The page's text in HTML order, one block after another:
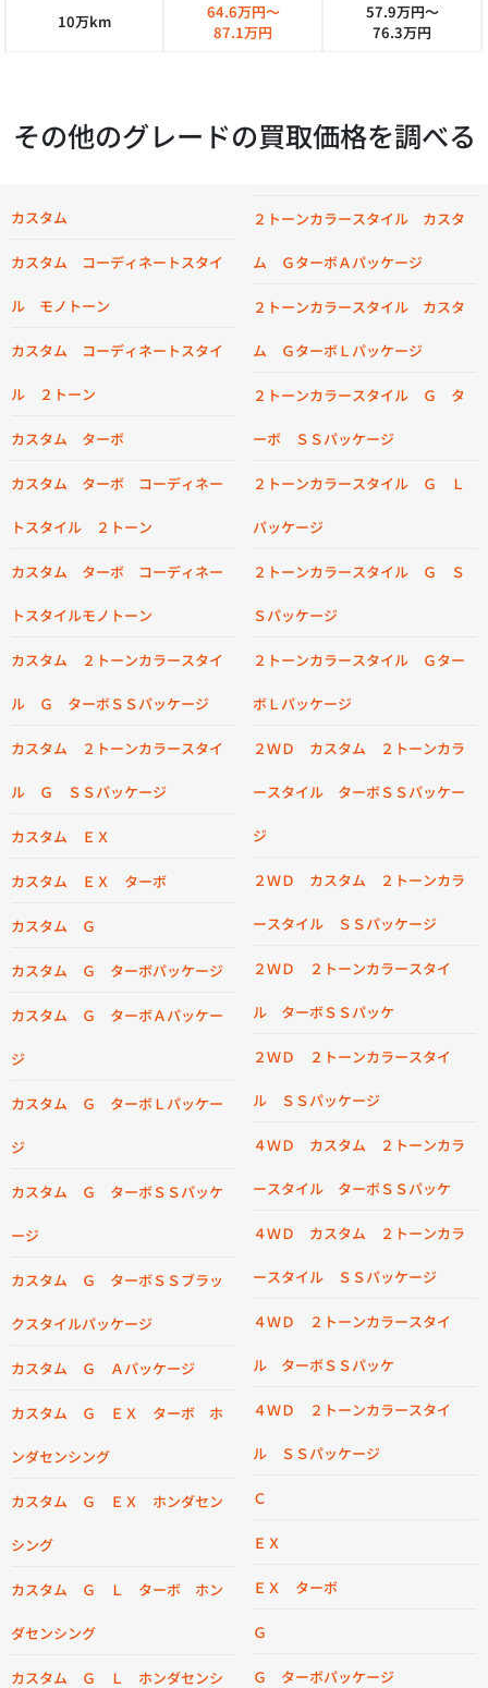
10万km
64.6万円～
87.1万円
57.9万円～
76.3万円
その他のグレードの買取価格を調べる
カスタム
カスタム コーディネートスタイ
ル モノトーン
カスタム コーディネートスタイ
ル ２トーン
カスタム ターボ
カスタム ターボ コーディネー
トスタイル ２トーン
カスタム ターボ コーディネー
トスタイルモノトーン
カスタム ２トーンカラースタイ
ル Ｇ ターボＳＳパッケージ
カスタム ２トーンカラースタイ
ル Ｇ ＳＳパッケージ
カスタム ＥＸ
カスタム ＥＸ ターボ
カスタム Ｇ
カスタム Ｇ ターボパッケージ
カスタム Ｇ ターボＡパッケー
ジ
カスタム Ｇ ターボＬパッケー
ジ
カスタム Ｇ ターボＳＳパッケ
ージ
カスタム Ｇ ターボＳＳブラッ
クスタイルパッケージ
カスタム Ｇ Ａパッケージ
カスタム Ｇ ＥＸ ターボ ホ
ンダセンシング
カスタム Ｇ ＥＸ ホンダセン
シング
カスタム Ｇ Ｌ ターボ ホン
ダセンシング
カスタム Ｇ Ｌ ホンダセンシ
２トーンカラースタイル カスタ
ム ＧターボＡパッケージ
２トーンカラースタイル カスタ
ム ＧターボＬパッケージ
２トーンカラースタイル Ｇ タ
ーボ ＳＳパッケージ
２トーンカラースタイル Ｇ Ｌ
パッケージ
２トーンカラースタイル Ｇ Ｓ
Ｓパッケージ
２トーンカラースタイル Ｇター
ボＬパッケージ
２ＷＤ カスタム ２トーンカラ
ースタイル ターボＳＳパッケー
ジ
２ＷＤ カスタム ２トーンカラ
ースタイル ＳＳパッケージ
２ＷＤ ２トーンカラースタイ
ル ターボＳＳパッケ
２ＷＤ ２トーンカラースタイ
ル ＳＳパッケージ
４ＷＤ カスタム ２トーンカラ
ースタイル ターボＳＳパッケ
４ＷＤ カスタム ２トーンカラ
ースタイル ＳＳパッケージ
４ＷＤ ２トーンカラースタイ
ル ターボＳＳパッケ
４ＷＤ ２トーンカラースタイ
ル ＳＳパッケージ
Ｃ
ＥＸ
ＥＸ ターボ
Ｇ
Ｇ ターボパッケージ